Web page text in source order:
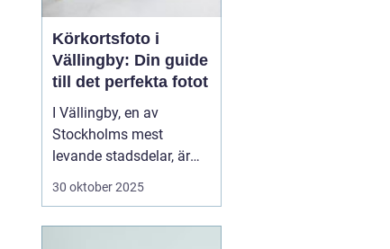
Körkortsfoto i
Vällingby: Din guide
till det perfekta fotot
I Vällingby, en av
Stockholms mest
levande stadsdelar, är
det viktigt för många att
30 oktober 2025